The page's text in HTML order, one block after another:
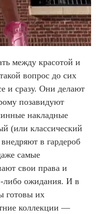
между красотой и
вопрос до сих
и сразу. Они делают
позавидуют
накладные
(или классический
в гардероб
самые
свои права и
либо ожидания. И в
готовы их
коллекции —